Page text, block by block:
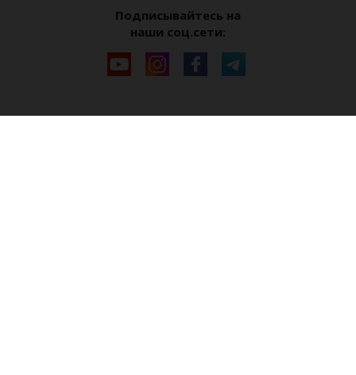
Подписывайтесь на
наши соц.сети: